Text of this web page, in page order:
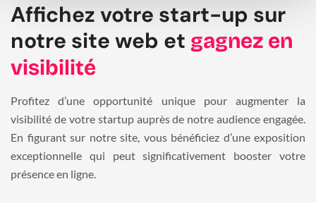
Affichez votre start-up sur
notre site web et gagnez en
visibilité
Profitez d’une opportunité unique pour augmenter la
visibilité de votre startup auprès de notre audience engagée.
En figurant sur notre site, vous bénéficiez d’une exposition
exceptionnelle qui peut significativement booster votre
présence en ligne.